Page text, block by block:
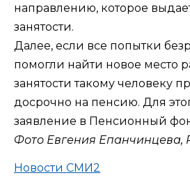
направлению, которое
занятости.
Далее, если все попытки
помогли найти новое место
занятости такому человеку
досрочно на пенсию. Для
заявление в Пенсионный
Фото Евгения Епанчинцева,
Новости СМИ2